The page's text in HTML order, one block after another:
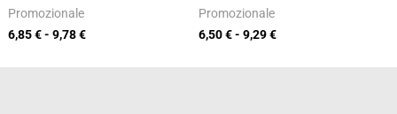
Promozionale
6,85€- 9,78€
Promozionale
6,50€- 9,29€